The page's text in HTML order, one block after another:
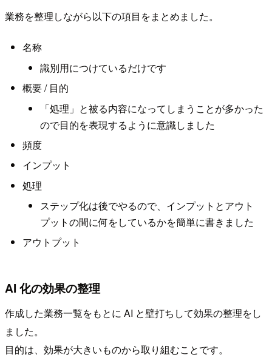
業務を整理しながら以下の項目をまとめました。
名称
識別用につけているだけです
概要 / 目的
「処理」と被る内容になってしまうことが多かった
ので目的を表現するように意識しました
頻度
インプット
処理
ステップ化は後でやるので、インプットとアウト
プットの間に何をしているかを簡単に書きました
アウトプット
AI 化の効果の整理
作成した業務一覧をもとに AI と壁打ちして効果の整理をし
ました。
目的は、効果が大きいものから取り組むことです。